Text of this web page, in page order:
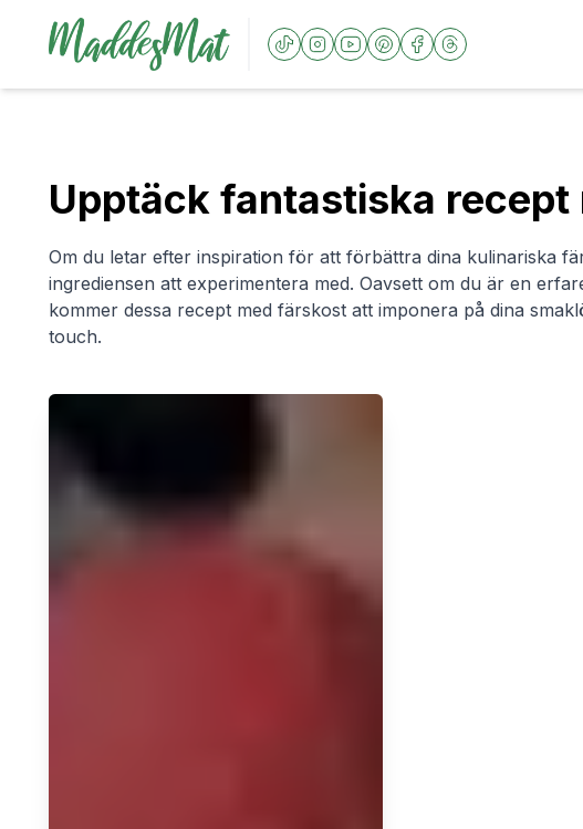
Upptäck fantastiska
Om du letar efter inspiration för att förbättra dina kulinariska
ingrediensen att experimentera med. Oavsett om du är en
kommer dessa recept med färskost att imponera på dina
touch.